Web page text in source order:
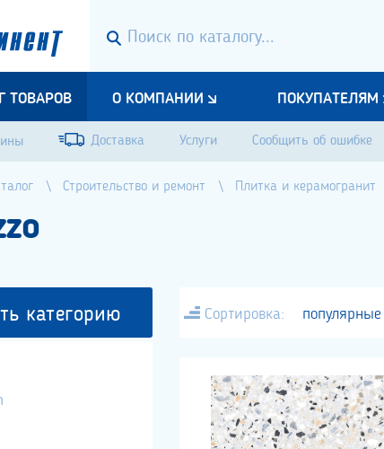
ТОВАРОВ О КОМПАНИИ ПОКУПАТЕЛЯМ
Доставка Услуги Сообщить об ошибке
Строительство и ремонт Плитка и керамогранит
категорию Сортировка: популярные